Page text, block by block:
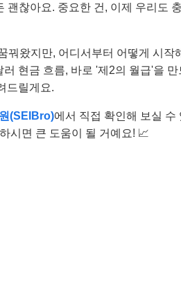
괜찮아요. 중요한 건, 이제 우리도
꿔왔지만, 어디서부터 어떻게 시
현금 흐름, 바로 '제2의 월급'을
드릴게요.
(SEIBro)에서 직접 확인해 보실 수
시면 큰 도움이 될 거예요! 📈